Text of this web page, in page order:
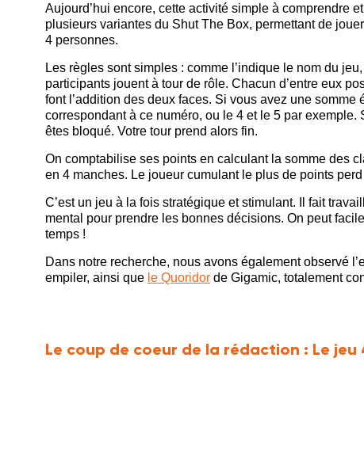
Aujourd’hui encore, cette activité simple à comprendre
plusieurs variantes du Shut The Box, permettant de
4 personnes.
Les règles sont simples : comme l’indique le nom du
participants jouent à tour de rôle. Chacun d’entre eux
font l’addition des deux faces. Si vous avez une
correspondant à ce numéro, ou le 4 et le 5 par exemple.
êtes bloqué. Votre tour prend alors fin.
On comptabilise ses points en calculant la somme des
en 4 manches. Le joueur cumulant le plus de points
C’est un jeu à la fois stratégique et stimulant. Il fait
mental pour prendre les bonnes décisions. On peut
temps !
Dans notre recherche, nous avons également observé
empiler, ainsi que le Quoridor de Gigamic, totalement
Le coup de coeur de la rédaction : Le jeu